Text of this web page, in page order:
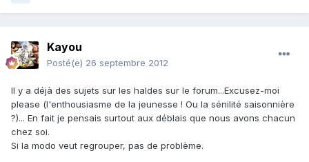
Kayou
Posté(e) 26 septembre 2012
Il y a déjà des sujets sur les haldes sur le forum...Excusez-moi
please (l'enthousiasme de la jeunesse ! Ou la sénilité saisonnière
?)... En fait je pensais surtout aux déblais que nous avons chacun
chez soi.
Si la modo veut regrouper, pas de problème.